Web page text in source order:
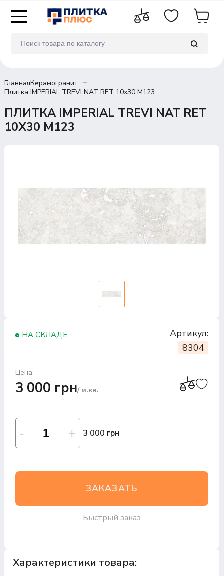
ГлавнаяКерамогранит
Плитка IMPERIAL TREVI NAT RET 10х30 M123
ПЛИТКА IMPERIAL TREVI NAT RET
10Х30 M123
НА СКЛАДЕ
Артикул:
8304
Цена:
3 000 грн/ м.кв.
3 000 грн
ЗАКАЗАТЬ
Быстрый заказ
Характеристики товара: